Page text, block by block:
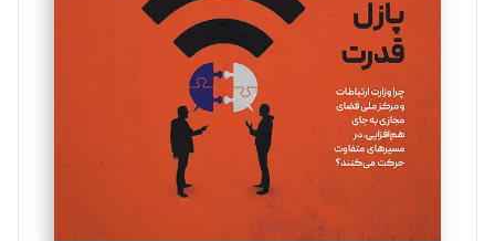
یسنا امان‌پور
تحریریه
ملینا جعفری
تحریریه
مصطفی مسجدی آرانی